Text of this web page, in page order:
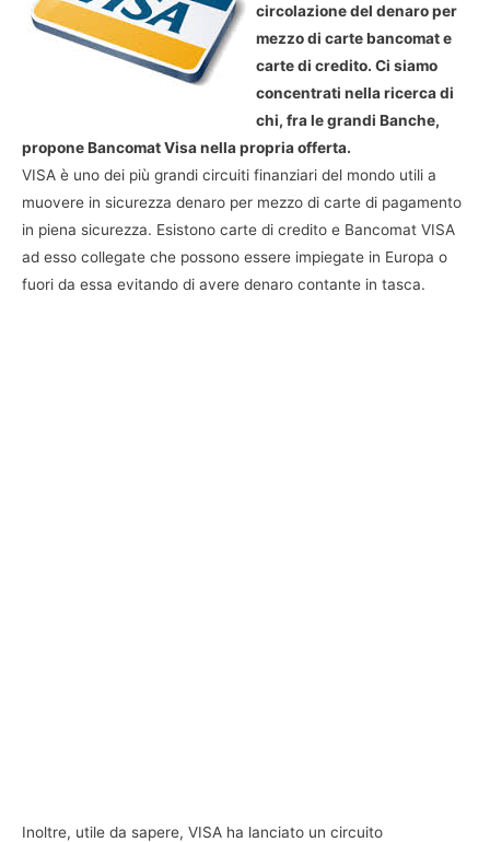
circolazione del denaro per
mezzo di carte bancomat e
carte di credito. Ci siamo
concentrati nella ricerca di
chi, fra le grandi Banche,
propone Bancomat Visa nella propria offerta.
VISA è uno dei più grandi circuiti finanziari del mondo utili a
muovere in sicurezza denaro per mezzo di carte di pagamento
in piena sicurezza. Esistono carte di credito e Bancomat VISA
ad esso collegate che possono essere impiegate in Europa o
fuori da essa evitando di avere denaro contante in tasca.
Inoltre, utile da sapere, VISA ha lanciato un circuito